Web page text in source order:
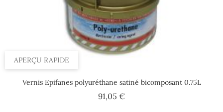
APERÇU RAPIDE
Vernis Epifanes polyuréthane satiné bicomposant 0.75L
91,05 €Prix